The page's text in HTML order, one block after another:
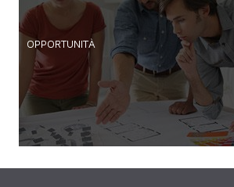
OPPORTUNITÀ